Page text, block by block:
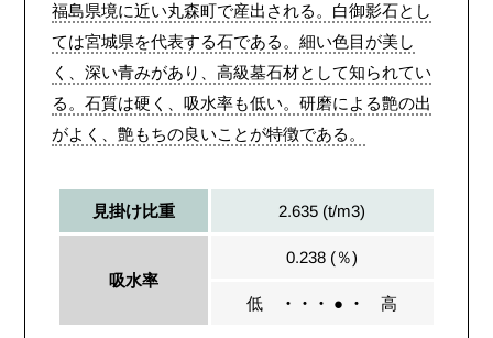
福島県境に近い丸森町で産出される。白御影石とし
ては宮城県を代表する石である。細い色目が美し
く、深い青みがあり、高級墓石材として知られてい
る。石質は硬く、吸水率も低い。研磨による艶の出
がよく、艶もちの良いことが特徴である。
見掛け比重 2.635 (t/m3)
吸水率
0.238 (％)
低 ・・・ ● ・ 高